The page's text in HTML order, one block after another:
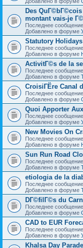
Des
montant vais-je
Последнее сообщение
Добавлено в форуме
Statutory
Последнее сообщение
Добавлено в форуме
ActivitГ©s de la
Последнее сообщение
Добавлено в форуме
CroisiГЁre Canal
Последнее сообщение
Добавлено в форуме
Quoi Apporter
Последнее сообщение
Добавлено в форуме
New Movies On
Последнее сообщение
Добавлено в форуме
Sun Run Road
Последнее сообщение
Добавлено в форуме
etiologia de la
Последнее сообщение
Добавлено в форуме
DГ©filГ©s du
Последнее сообщение
Добавлено в форуме
CAD to EUR
Последнее сообщение
Добавлено в форуме
Khalsa Day